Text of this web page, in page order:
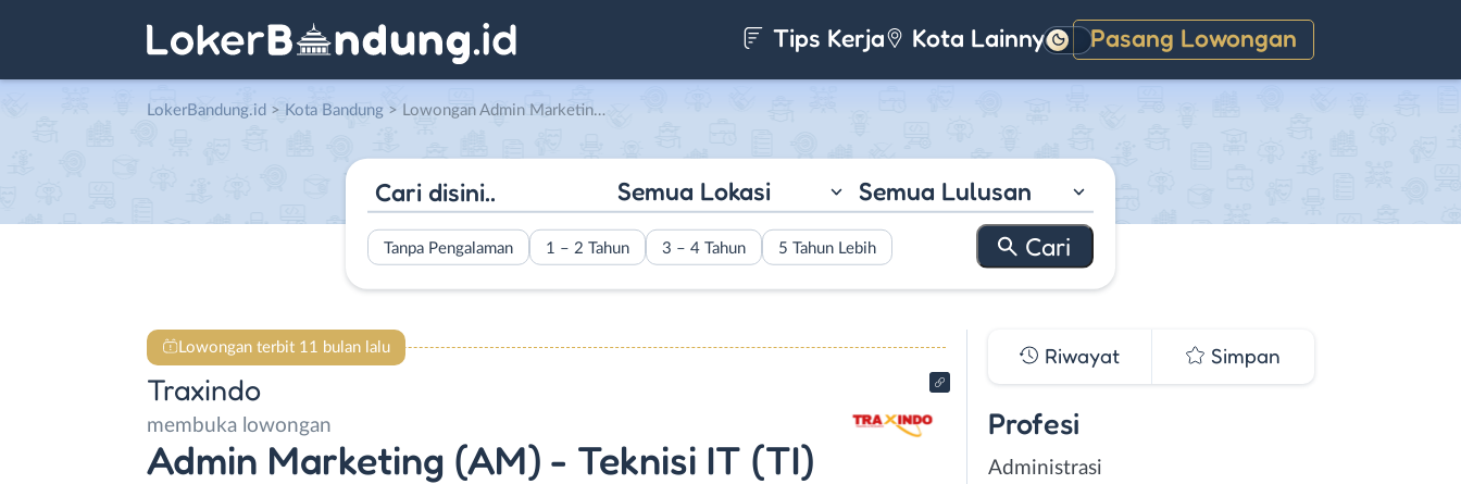
Tips Kerja Kota Lainnya Pasang Lowongan
Gelap
LokerBandung.id > Kota Bandung > Lowongan Admin Marketing (AM) – Teknisi IT (TI) di Traxindo
Semua Lokasi Semua Lulusan
Tanpa Pengalaman 1 – 2 Tahun 3 – 4 Tahun 5 Tahun Lebih
Lowongan terbit 11 bulan lalu
Traxindo
membuka lowongan
Admin Marketing (AM) - Teknisi IT (TI)
Riwayat Simpan
Profesi
Administrasi